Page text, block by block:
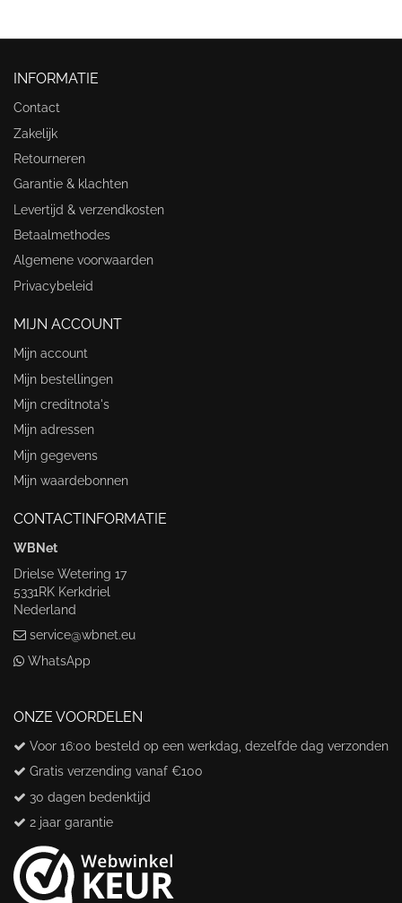
INFORMATIE
Contact
Zakelijk
Retourneren
Garantie & klachten
Levertijd & verzendkosten
Betaalmethodes
Algemene voorwaarden
Privacybeleid
MIJN ACCOUNT
Mijn account
Mijn bestellingen
Mijn creditnota's
Mijn adressen
Mijn gegevens
Mijn waardebonnen
CONTACTINFORMATIE
WBNet
Drielse Wetering 17
5331RK Kerkdriel
Nederland
service@wbnet.eu
WhatsApp
ONZE VOORDELEN
Voor 16:00 besteld op een werkdag, dezelfde dag verzonden
Gratis verzending vanaf €100
30 dagen bedenktijd
2 jaar garantie